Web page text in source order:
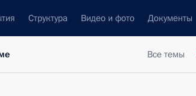
Структура Видео и фото Документы
Все темы